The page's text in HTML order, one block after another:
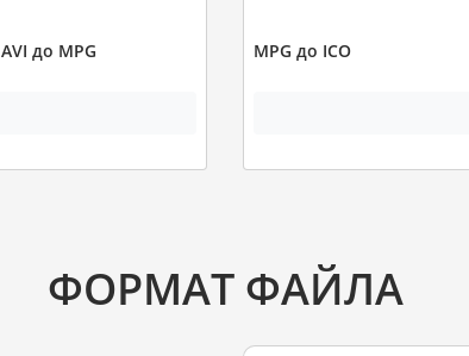
AVI до MPG MPG до ICO
ФОРМАТ ФАЙЛА